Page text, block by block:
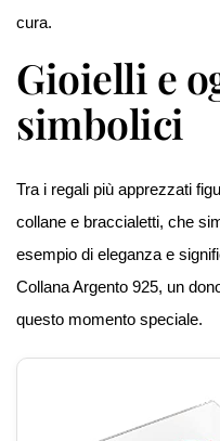
cura.
Gioielli e
simbolici
Tra i regali più apprezzati
collane e braccialetti, che
esempio di eleganza e
Collana Argento 925, un
questo momento speciale.